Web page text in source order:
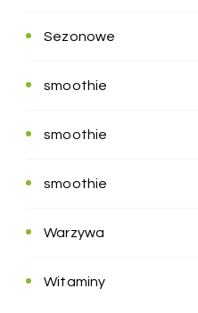
Sezonowe
smoothie
smoothie
smoothie
Warzywa
Witaminy